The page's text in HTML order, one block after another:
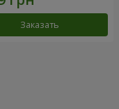
Заказать